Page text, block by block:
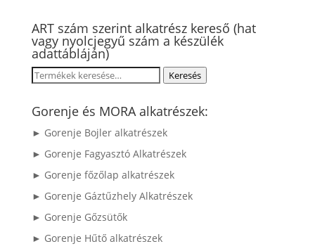
ART szám szerint alkatrész kereső (hat
vagy nyolcjegyű szám a készülék
adattábláján)
Keresés
következőre:
Keresés
Gorenje és MORA alkatrészek:
► Gorenje Bojler alkatrészek
► Gorenje Fagyasztó Alkatrészek
► Gorenje főzőlap alkatrészek
► Gorenje Gáztűzhely Alkatrészek
► Gorenje Gőzsütők
► Gorenje Hűtő alkatrészek